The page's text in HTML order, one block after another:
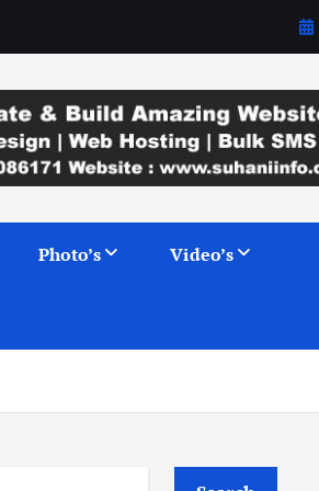
Photo’s Video’s